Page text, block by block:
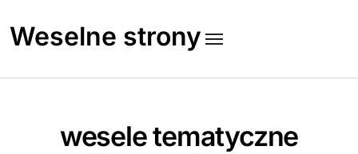
to
content
Weselne strony
wesele tematyczne